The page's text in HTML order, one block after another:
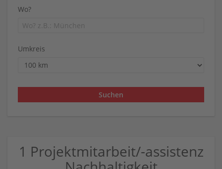
Wo?
Umkreis
1 Projektmitarbeit/-assistenz